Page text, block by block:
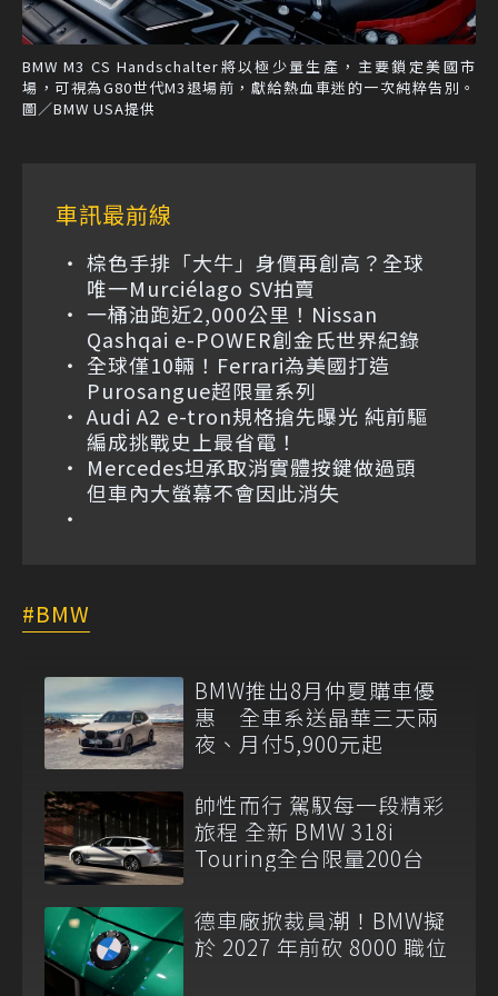
BMW M3 CS Handschalter將以極少量生產，主要鎖定美國市
場，可視為G80世代M3退場前，獻給熱血車迷的一次純粹告別。
圖／BMW USA提供
車訊最前線
棕色手排「大牛」身價再創高？全球
唯一Murciélago SV拍賣
一桶油跑近2,000公里！Nissan
Qashqai e-POWER創金氏世界紀錄
全球僅10輛！Ferrari為美國打造
Purosangue超限量系列
Audi A2 e-tron規格搶先曝光 純前驅
編成挑戰史上最省電！
Mercedes坦承取消實體按鍵做過頭
但車內大螢幕不會因此消失
BMW
BMW推出8月仲夏購車優
惠 全車系送晶華三天兩
夜、月付5,900元起
帥性而行 駕馭每一段精彩
旅程 全新 BMW 318i
Touring全台限量200台
德車廠掀裁員潮！BMW擬
於 2027 年前砍 8000 職位